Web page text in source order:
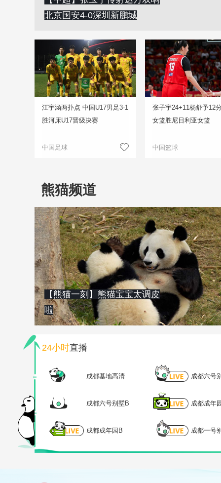
北京国安4-0深圳新鹏城
江宇涵两扑点 中国U17男足3-1
胜河床U17晋级决赛
中国足球
张子宇24+11杨舒予12
女篮胜尼日利亚女篮
中国篮球
熊猫频道
【熊猫一刻】熊猫宝宝太调皮
啦
24小时直播
成都基地高清 成都六号
成都六号别墅B 成都成年
成都成年园B 成都一号